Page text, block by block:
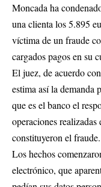
Moncada ha
una clienta los 5.895
víctima de un fraude
cargados pagos en su
El juez, de acuerdo
estima así la demanda
que es el banco el
operaciones
constituyeron el fraude.
Los hechos
electrónico, que